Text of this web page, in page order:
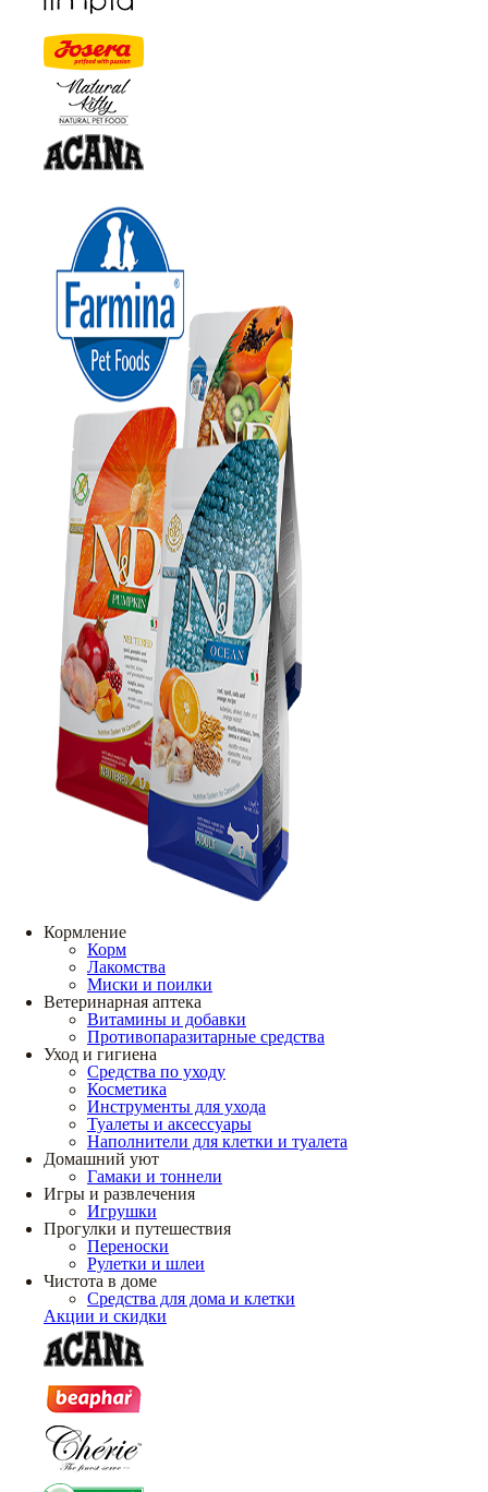
Кормление
Корм
Лакомства
Миски и поилки
Ветеринарная аптека
Витамины и добавки
Противопаразитарные средства
Уход и гигиена
Средства по уходу
Косметика
Инструменты для ухода
Туалеты и аксессуары
Наполнители для клетки и туалета
Домашний уют
Гамаки и тоннели
Игры и развлечения
Игрушки
Прогулки и путешествия
Переноски
Рулетки и шлеи
Чистота в доме
Средства для дома и клетки
Акции и скидки